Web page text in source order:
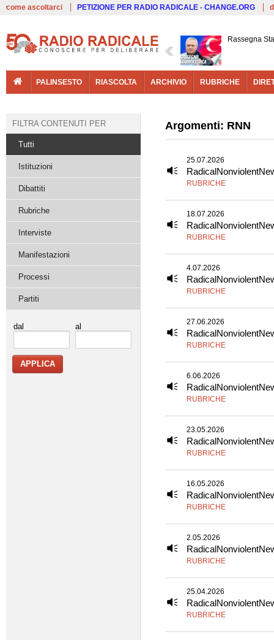
come ascoltarci PETIZIONE PER RADIO RADICALE - CHANGE.ORG
Rassegna
PALINSESTO RIASCOLTA ARCHIVIO RUBRICHE
Argomenti: RNN
25.07.2026
RUBRICHE
18.07.2026
RUBRICHE
4.07.2026
RUBRICHE
27.06.2026
RUBRICHE
6.06.2026
RUBRICHE
23.05.2026
RUBRICHE
16.05.2026
RUBRICHE
2.05.2026
RUBRICHE
25.04.2026
RUBRICHE
FILTRA CONTENUTI PER
Tutti
Istituzioni
Dibattiti
Rubriche
Interviste
Manifestazioni
Processi
Partiti
dal al